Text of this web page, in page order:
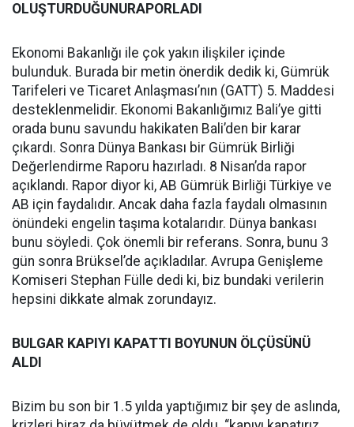
OLUŞTURDUĞUNURAPORLADI
Ekonomi Bakanlığı ile çok yakın ilişkiler içinde
bulunduk. Burada bir metin önerdik dedik ki, Gümrük
Tarifeleri ve Ticaret Anlaşması’nın (GATT) 5. Maddesi
desteklenmelidir. Ekonomi Bakanlığımız Bali’ye gitti
orada bunu savundu hakikaten Bali’den bir karar
çıkardı. Sonra Dünya Bankası bir Gümrük Birliği
Değerlendirme Raporu hazırladı. 8 Nisan’da rapor
açıklandı. Rapor diyor ki, AB Gümrük Birliği Türkiye ve
AB için faydalıdır. Ancak daha fazla faydalı olmasının
önündeki engelin taşıma kotalarıdır. Dünya bankası
bunu söyledi. Çok önemli bir referans. Sonra, bunu 3
gün sonra Brüksel’de açıkladılar. Avrupa Genişleme
Komiseri Stephan Fülle dedi ki, biz bundaki verilerin
hepsini dikkate almak zorundayız.
BULGAR KAPIYI KAPATTI BOYUNUN ÖLÇÜSÜNÜ
ALDI
Bizim bu son bir 1.5 yılda yaptığımız bir şey de aslında,